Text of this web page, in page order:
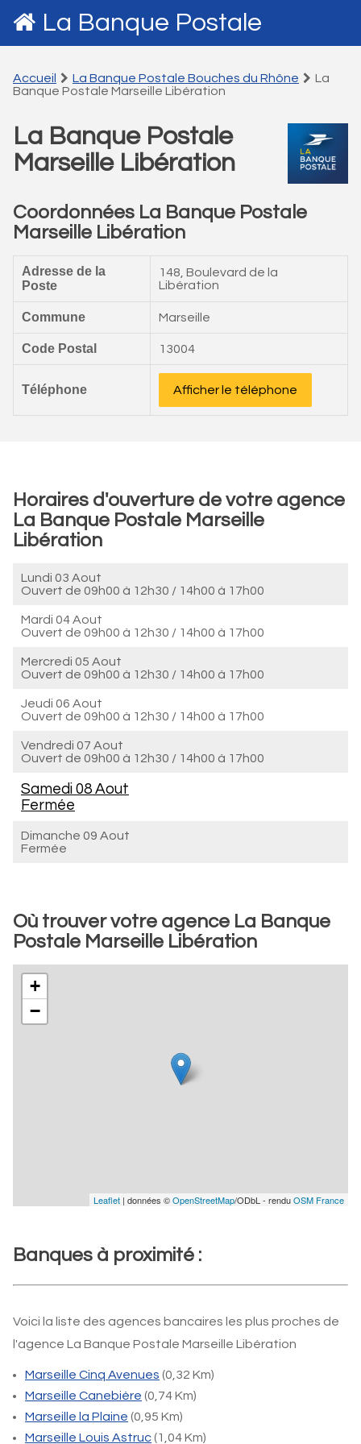
La Banque Postale
Accueil La Banque Postale Bouches du Rhône
La
Banque Postale Marseille Libération
La Banque Postale
Marseille Libération
Coordonnées La Banque Postale
Marseille Libération
Adresse de la
Poste
148, Boulevard de la
Libération
Commune Marseille
Code Postal 13004
Téléphone Afficher le téléphone
Horaires d'ouverture de votre agence
La Banque Postale Marseille
Libération
Lundi 03 Aout
Ouvert de 09h00 à 12h30 / 14h00 à 17h00
Mardi 04 Aout
Ouvert de 09h00 à 12h30 / 14h00 à 17h00
Mercredi 05 Aout
Ouvert de 09h00 à 12h30 / 14h00 à 17h00
Jeudi 06 Aout
Ouvert de 09h00 à 12h30 / 14h00 à 17h00
Vendredi 07 Aout
Ouvert de 09h00 à 12h30 / 14h00 à 17h00
Samedi 08 Aout
Fermée
Dimanche 09 Aout
Fermée
Où trouver votre agence La Banque
Postale Marseille Libération
+
−
Leaflet | données ©OpenStreetMap/ODbL - renduOSM France
Banques à proximité :
Voici la liste des agences bancaires les plus proches de
l'agence La Banque Postale Marseille Libération
Marseille Cinq Avenues (0,32 Km)
Marseille Canebière (0,74 Km)
Marseille la Plaine (0,95 Km)
Marseille Louis Astruc(1,04 Km)